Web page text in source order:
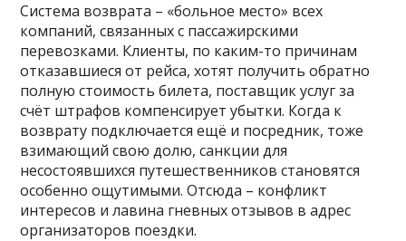
Система возврата – «больное место» всех
компаний, связанных с пассажирскими
перевозками. Клиенты, по каким-то причинам
отказавшиеся от рейса, хотят получить обратно
полную стоимость билета, поставщик услуг за
счёт штрафов компенсирует убытки. Когда к
возврату подключается ещё и посредник, тоже
взимающий свою долю, санкции для
несостоявшихся путешественников становятся
особенно ощутимыми. Отсюда – конфликт
интересов и лавина гневных отзывов в адрес
организаторов поездки.